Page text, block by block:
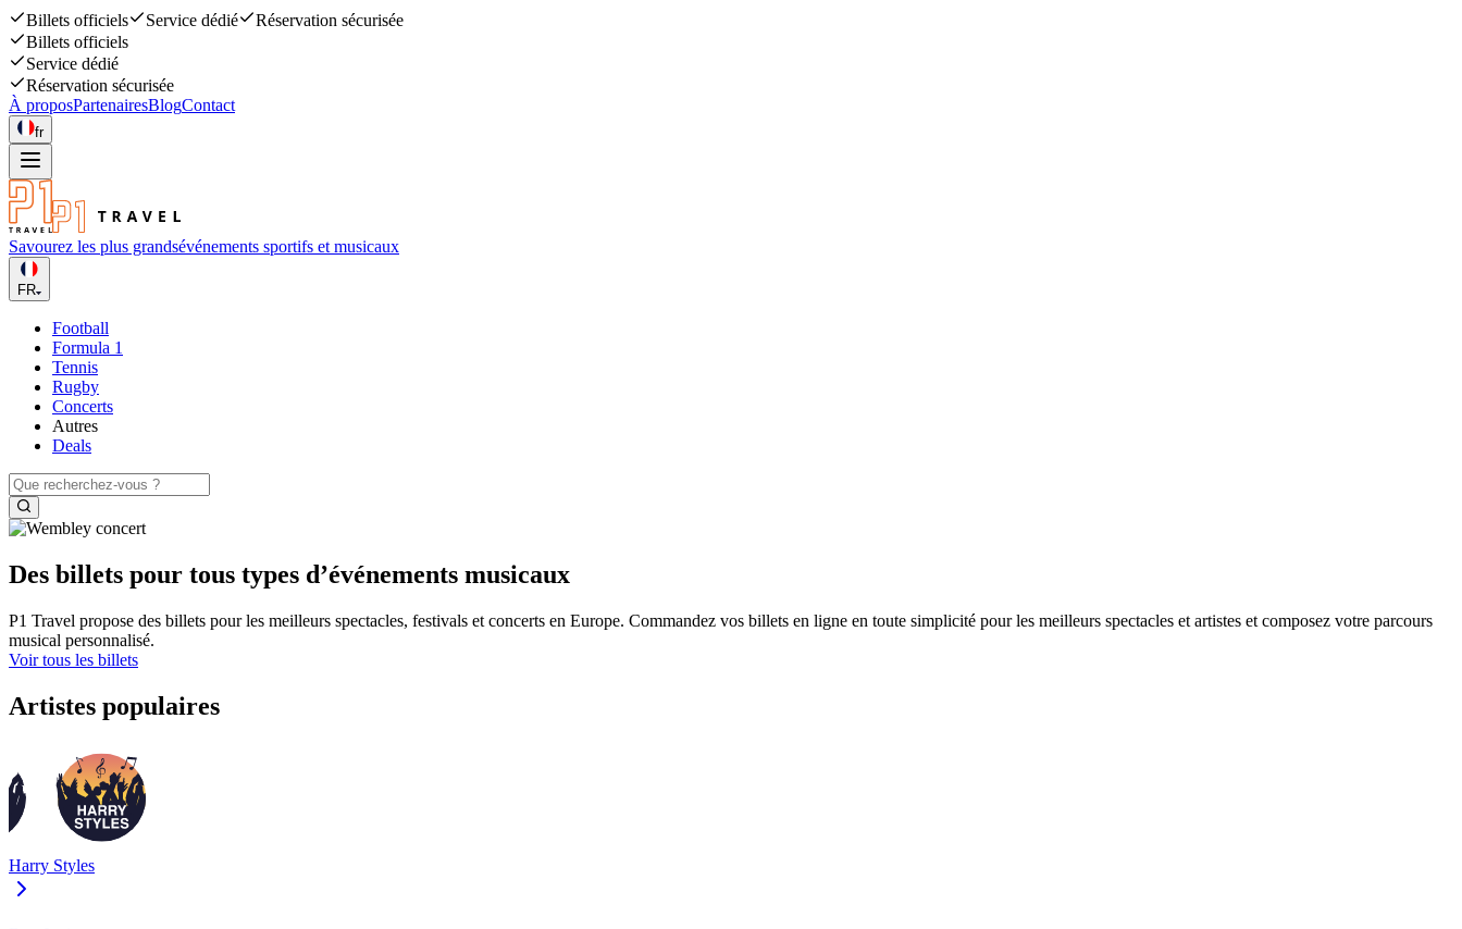
Billets officiels Service dédié
Réservation sécurisée
Billets officiels
Service dédié
Réservation sécurisée
À proposPartenairesBlogContact
fr
Savourez les plus grandsévénements sportifs et musicaux
FR
Football
Formula 1
Tennis
Rugby
Concerts
Autres
Deals
Des billets pour tous types d’événements musicaux
P1 Travel propose des billets pour les meilleurs spectacles, festivals et concerts en Europe. Commandez vos billets en ligne en toute simplicité pour les meilleurs spectacles et artistes et composez votre parcours
musical personnalisé.
Voir tous les billets
Artistes populaires
Harry Styles